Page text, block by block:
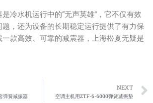
冷水机运行中的“无声英雄”，它不仅有效
，还为设备的长期稳定运行提供了有力保
一款高效、可靠的减震器，上海松夏无疑是
弹簧减振器
NEXT
空调主机用ZTF-6-6000弹簧减振垫